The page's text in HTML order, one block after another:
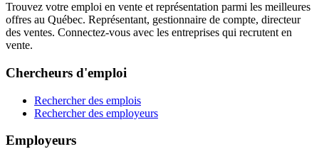
Trouvez votre emploi en vente et représentation parmi les meilleures
offres au Québec. Représentant, gestionnaire de compte, directeur
des ventes. Connectez-vous avec les entreprises qui recrutent en
vente.
Chercheurs d'emploi
Rechercher des emplois
Rechercher des employeurs
Employeurs